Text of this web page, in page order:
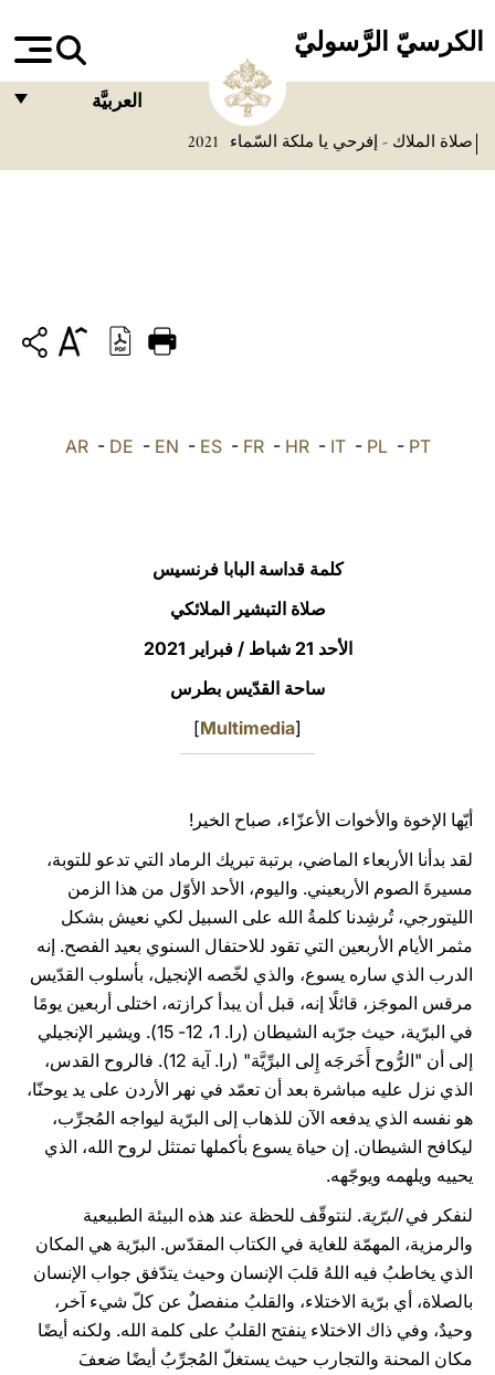
الكرسيّ الرَّسوليّ
العربيَّة
DEUTSCH
العربيّة
صلاة الملاك - إفرحي يا ملكة السّماء 2021
AR- DE - EN - ES- FR- HR- IT- PL- PT
كلمة قداسة البابا فرنسيس
صلاة التبشير الملائكي
الأحد 21 شباط / فبراير 2021
ساحة القدّيس بطرس
[
Multimedia
]
أيّها الإخوة والأخوات الأعزّاء، صباح الخير!
لقد بدأنا الأربعاء الماضي، برتبة تبريك الرماد التي تدعو للتوبة،
مسيرةَ الصوم الأربعيني. واليوم، الأحد الأوّل من هذا الزمن
الليتورجي، تُرشِدنا كلمةُ الله على السبيل لكي نعيش بشكل
مثمر الأيام الأربعين التي تقود للاحتفال السنوي بعيد الفصح. إنه
الدرب الذي ساره يسوع، والذي لخّصه الإنجيل، بأسلوب القدّيس
مرقس الموجَز، قائلًا إنه، قبل أن يبدأ كرازته، اختلى أربعين يومًا
في البرّية، حيث جرّبه الشيطان (را. 1، 12- 15). ويشير الإنجيلي
إلى أن "الرُّوح أَخَرجَه إِلى البرِّيَّة" (را. آية 12). فالروح القدس،
الذي نزل عليه مباشرة بعد أن تعمّد في نهر الأردن على يد يوحنّا،
هو نفسه الذي يدفعه الآن للذهاب إلى البرّية ليواجه المُجرِّب،
ليكافح الشيطان. إن حياة يسوع بأكملها تمتثل لروح الله، الذي
يحييه ويلهمه ويوجّهه.
لنفكر فيالبرّية. لنتوقّف للحظة عند هذه البيئة الطبيعية
والرمزية، المهمّة للغاية في الكتاب المقدّس. البرّية هي المكان
الذي يخاطبُ فيه اللهُ قلبَ الإنسان وحيث يتدّفق جواب الإنسان
بالصلاة، أي برّية الاختلاء، والقلبُ منفصلٌ عن كلّ شيء آخر،
وحيدٌ، وفي ذاك الاختلاء ينفتح القلبُ على كلمة الله. ولكنه أيضًا
مكان المحنة والتجارب حيث يستغلّ المُجرِّبُ أيضًا ضعفَ